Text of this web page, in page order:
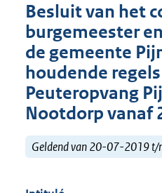
Besluit van het
burgemeester
de gemeente
houdende
Peuteropvang
Nootdorp vanaf
Geldend van 20-07-2019